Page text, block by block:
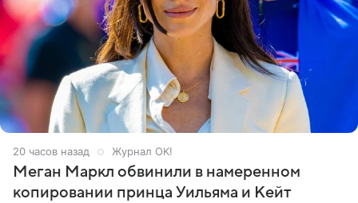
20 часов назад Журнал OK!
Меган Маркл обвинили в намеренном
копировании принца Уильяма и Кейт